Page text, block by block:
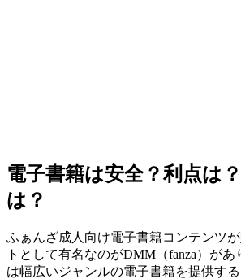
電子書籍は安全？利点は
は？
ふぁんざ成人向け電子書籍コンテンツ
トとして有名なのがDMM（fanza）が
は幅広いジャンルの電子書籍を提供す